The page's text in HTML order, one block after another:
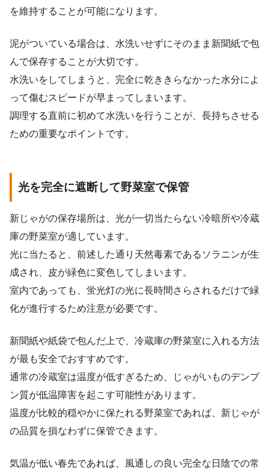
を維持することが可能になります。
泥がついている場合は、水洗いせずにそのまま新聞紙で包
んで保存することが大切です。
水洗いをしてしまうと、完全に乾ききらなかった水分によ
って傷むスピードが早まってしまいます。
調理する直前に初めて水洗いを行うことが、長持ちさせる
ための重要なポイントです。
光を完全に遮断して野菜室で保管
新じゃがの保存場所は、光が一切当たらない冷暗所や冷蔵
庫の野菜室が適しています。
光に当たると、前述した通り天然毒素であるソラニンが生
成され、皮が緑色に変色してしまいます。
室内であっても、蛍光灯の光に長時間さらされるだけで緑
化が進行するため注意が必要です。
新聞紙や紙袋で包んだ上で、冷蔵庫の野菜室に入れる方法
が最も安全でおすすめです。
通常の冷蔵室は温度が低すぎるため、じゃがいものデンプ
ン質が低温障害を起こす可能性があります。
温度が比較的穏やかに保たれる野菜室であれば、新じゃが
の品質を損なわずに保管できます。
気温が低い春先であれば、風通しの良い完全な日陰での常